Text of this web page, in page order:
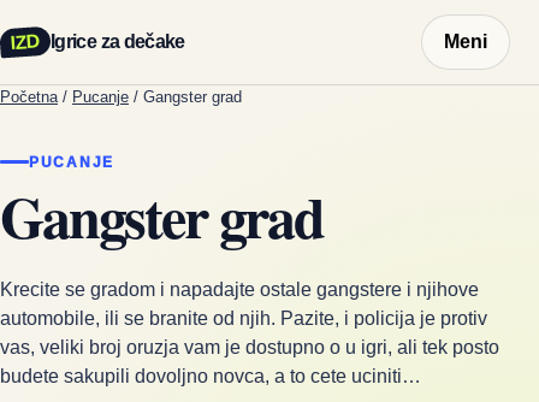
IZD Igrice za dečake Meni
Početna / Pucanje / Gangster grad
PUCANJE
Gangster grad
Krecite se gradom i napadajte ostale gangstere i njihove
automobile, ili se branite od njih. Pazite, i policija je protiv
vas, veliki broj oruzja vam je dostupno o u igri, ali tek posto
budete sakupili dovoljno novca, a to cete uciniti…